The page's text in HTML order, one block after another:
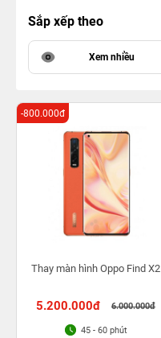
Sắp xếp theo
Xem nhiều
Thay màn hình Oppo Find X2
5.200.000đ 6.000.000đ
-800.000đ
45 - 60 phút